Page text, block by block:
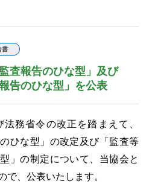
書
査報告のひな型」及び
告のひな型」を公表
務省令の改正を踏まえて、
ひな型」の改定及び「監査等
」の制定について、当協会と
で、公表いたします。